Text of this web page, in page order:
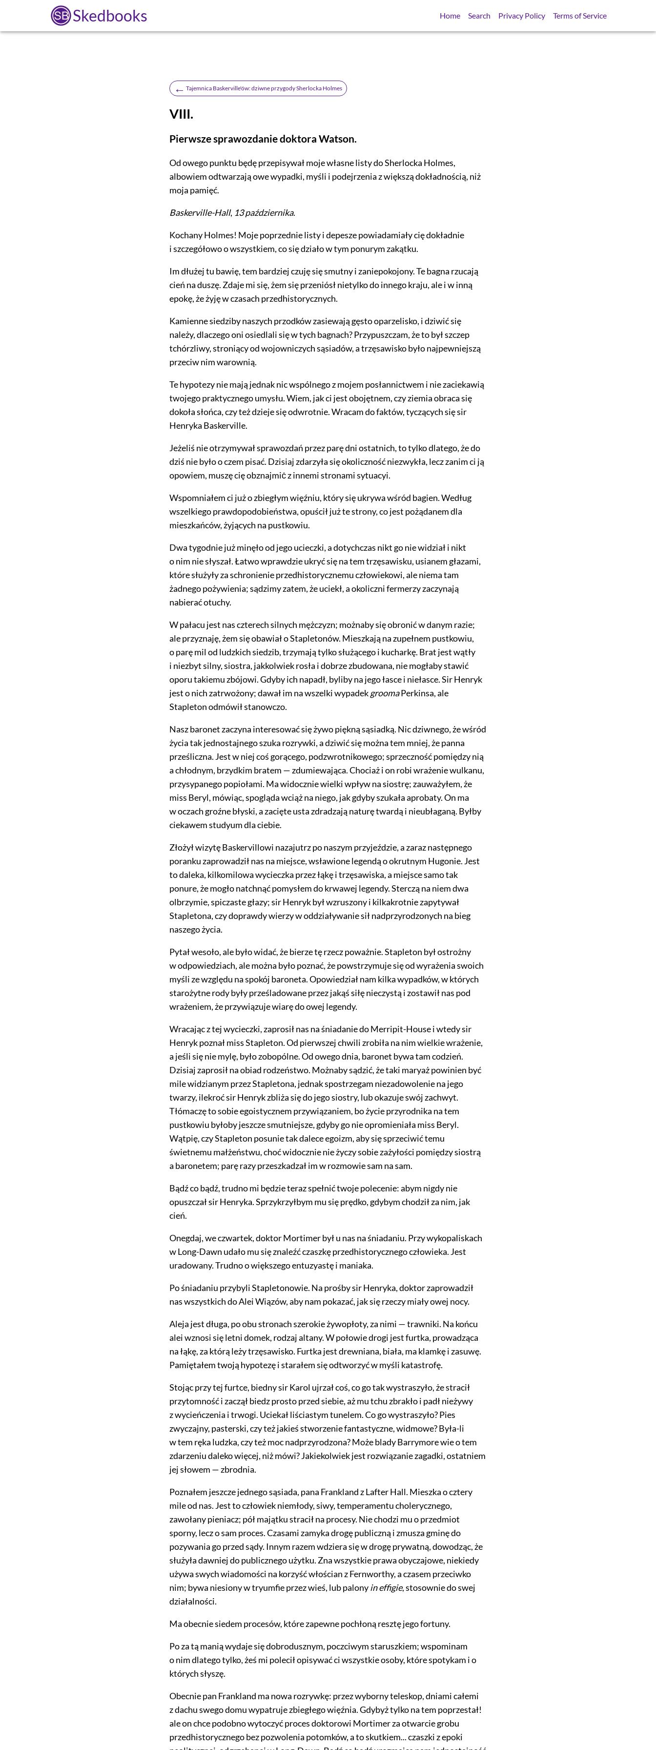
Skedbooks Home Search Privacy Policy Terms of Service
← Tajemnica Baskerville'ów: dziwne przygody Sherlocka Holmes
VIII.
Pierwsze sprawozdanie doktora Watson.
Od owego punktu będę przepisywał moje własne listy do Sherlocka Holmes,
albowiem odtwarzają owe wypadki, myśli i podejrzenia z większą dokładnością, niż
moja pamięć.
Baskerville-Hall, 13 października.
Kochany Holmes! Moje poprzednie listy i depesze powiadamiały cię dokładnie
i szczegółowo o wszystkiem, co się działo w tym ponurym zakątku.
Im dłużej tu bawię, tem bardziej czuję się smutny i zaniepokojony. Te bagna rzucają
cień na duszę. Zdaje mi się, żem się przeniósł nietylko do innego kraju, ale i w inną
epokę, że żyję w czasach przedhistorycznych.
Kamienne siedziby naszych przodków zasiewają gęsto oparzelisko, i dziwić się
należy, dlaczego oni osiedlali się w tych bagnach? Przypuszczam, że to był szczep
tchórzliwy, stroniący od wojowniczych sąsiadów, a trzęsawisko było najpewniejszą
przeciw nim warownią.
Te hypotezy nie mają jednak nic wspólnego z mojem posłannictwem i nie zaciekawią
twojego praktycznego umysłu. Wiem, jak ci jest obojętnem, czy ziemia obraca się
dokoła słońca, czy też dzieje się odwrotnie. Wracam do faktów, tyczących się sir
Henryka Baskerville.
Jeżeliś nie otrzymywał sprawozdań przez parę dni ostatnich, to tylko dlatego, że do
dziś nie było o czem pisać. Dzisiaj zdarzyła się okoliczność niezwykła, lecz zanim ci ją
opowiem, muszę cię obznajmiċ z innemi stronami sytuacyi.
Wspomniałem ci już o zbiegłym więźniu, który się ukrywa wśród bagien. Według
wszelkiego prawdopodobieństwa, opuścił już te strony, co jest pożądanem dla
mieszkańców, żyjących na pustkowiu.
Dwa tygodnie już minęło od jego ucieczki, a dotychczas nikt go nie widział i nikt
o nim nie słyszał. Łatwo wprawdzie ukryć się na tem trzęsawisku, usianem głazami,
które służyły za schronienie przedhistorycznemu człowiekowi, ale niema tam
żadnego pożywienia; sądzimy zatem, że uciekł, a okoliczni fermerzy zaczynają
nabierać otuchy.
W pałacu jest nas czterech silnych mężczyzn; możnaby się obronić w danym razie;
ale przyznaję, żem się obawiał o Stapletonów. Mieszkają na zupełnem pustkowiu,
o parę mil od ludzkich siedzib, trzymają tylko służącego i kucharkę. Brat jest wątły
i niezbyt silny, siostra, jakkolwiek rosła i dobrze zbudowana, nie mogłaby stawić
oporu takiemu zbójowi. Gdyby ich napadł, byliby na jego łasce i niełasce. Sir Henryk
jest o nich zatrwożony; dawał im na wszelki wypadekgroomaPerkinsa, ale
Stapleton odmówił stanowczo.
Nasz baronet zaczyna interesować się żywo pięknąsąsiadką. Nic dziwnego, że wśród
życia tak jednostajnego szuka rozrywki, a dziwić się można tem mniej, że panna
prześliczna. Jest w niej coś gorącego, podzwrotnikowego; sprzeczność pomiędzy nią
a chłodnym, brzydkim bratem — zdumiewająca. Chociaż i on robi wrażenie wulkanu,
przysypanego popiołami. Ma widocznie wielki wpływ na siostrę; zauważyłem, że
miss Beryl, mówiąc, spogląda wciąż na niego, jak gdyby szukała aprobaty. On ma
w oczach groźne błyski, a zacięte usta zdradzają naturę twardą i nieubłaganą. Byłby
ciekawem studyum dla ciebie.
Złożył wizytę Baskervillowi nazajutrz po naszym przyjeździe, a zaraz następnego
poranku zaprowadził nas na miejsce, wsławione legendą o okrutnym Hugonie. Jest
to daleka, kilkomilowa wycieczka przez łąkę i trzęsawiska, a miejsce samo tak
ponure, że mogło natchnąć pomysłem do krwawej legendy. Sterczą na niem dwa
olbrzymie, spiczaste głazy; sir Henryk był wzruszony i kilkakrotnie zapytywał
Stapletona, czy doprawdy wierzy w oddziaływanie sił nadprzyrodzonych na bieg
naszego życia.
Pytał wesoło, ale było widać, że bierze tę rzecz poważnie. Stapleton był ostrożny
w odpowiedziach, ale można było poznać, że powstrzymuje się od wyrażenia swoich
myśli ze względu na spokój baroneta. Opowiedział nam kilka wypadków, w których
starożytne rody były prześladowane przez jakąś siłę nieczystą i zostawił nas pod
wrażeniem, że przywiązuje wiarę do owej legendy.
Wracając z tej wycieczki, zaprosił nas na śniadanie do Merripit-House i wtedy sir
Henryk poznał miss Stapleton. Od pierwszej chwili zrobiła na nim wielkie wrażenie,
a jeśli się nie mylę, było zobopólne. Odowego dnia, baronet bywa tam codzień.
Dzisiaj zaprosił na obiad rodzeństwo. Możnaby sądzić, że taki maryaż powinien być
mile widzianym przez Stapletona, jednak spostrzegam niezadowolenie na jego
twarzy, ilekroć sir Henryk zbliża się do jego siostry, lub okazuje swój zachwyt.
Tłómaczę to sobie egoistycznem przywiązaniem, bo życie przyrodnika na tem
pustkowiu byłoby jeszcze smutniejsze, gdyby go nie opromieniała miss Beryl.
Wątpię, czy Stapleton posunie tak dalece egoizm, aby się sprzeciwić temu
świetnemu małżeństwu, choć widocznie nie życzy sobie zażyłości pomiędzy siostrą
a baronetem; parę razy przeszkadzał im w rozmowie sam na sam.
Bądź co bądź, trudno mi będzie teraz spełnić twoje polecenie: abym nigdy nie
opuszczał sir Henryka. Sprzykrzyłbym mu się prędko, gdybym chodził za nim, jak
cień.
Onegdaj, we czwartek, doktor Mortimer był u nas na śniadaniu. Przy wykopaliskach
w Long-Dawn udało mu się znaleźć czaszkę przedhistorycznego człowieka. Jest
uradowany. Trudno o większego entuzyastę i maniaka.
Po śniadaniu przybyli Stapletonowie. Na prośby sir Henryka, doktor zaprowadził
nas wszystkich do Alei Wiązów, aby nam pokazać, jak się rzeczy miały owej nocy.
Aleja jest długa, po obu stronach szerokie żywopłoty, za nimi — trawniki. Na końcu
alei wznosi się letni domek, rodzaj altany. W połowie drogi jest furtka, prowadząca
na łąkę, za którą leży trzęsawisko. Furtka jest drewniana, biała, ma klamkę i zasuwę.
Pamiętałem twoją hypotezę i starałem się odtworzyć w myśli katastrofę.
Stojąc przy tej furtce, biedny sir Karol ujrzał coś, co go tak wystraszyło, że stracił
przytomność i zaczął biedz prosto przed siebie, aż mu tchu zbrakło i padł nieżywy
z wycieńczenia i trwogi. Uciekał liściastym tunelem. Co go wystraszyło? Pies
zwyczajny, pasterski, czy też jakieś stworzenie fantastyczne, widmowe? Była-li
w tem ręka ludzka, czy też moc nadprzyrodzona? Może blady Barrymore wie o tem
zdarzeniu daleko więcej, niż mówi? Jakiekolwiek jest rozwiązanie zagadki, ostatniem
jej słowem — zbrodnia.
Poznałem jeszcze jednego sąsiada, pana Frankland z Lafter Hall. Mieszka o cztery
mile od nas. Jest to człowiek niemłody, siwy, temperamentu cholerycznego,
zawołany pieniacz; pół majątku stracił na procesy. Nie chodzi mu o przedmiot
sporny, lecz o sam proces. Czasami zamyka drogę publiczną i zmusza gminę do
pozywania go przed sądy. Innym razem wdziera się w drogę prywatną, dowodząc, że
służyła dawniej do publicznego użytku. Zna wszystkie prawa obyczajowe, niekiedy
używa swych wiadomości na korzyść włościan z Fernworthy, a czasem przeciwko
nim; bywa niesiony w tryumfie przez wieś, lub palonyin effigie, stosownie do swej
działalności.
Ma obecnie siedem procesów, które zapewne pochłoną resztę jego fortuny.
Po za tą manią wydaje się dobrodusznym, poczciwym staruszkiem; wspominam
o nim dlatego tylko, żeś mi polecił opisywać ci wszystkie osoby, które spotykam i o
których słyszę.
Obecnie pan Frankland ma nowa rozrywkę: przez wyborny teleskop, dniami całemi
z dachu swego domu wypatruje zbiegłego więźnia. Gdybyż tylko na tem poprzestał!
ale on chce podobno wytoczyć procesdoktorowi Mortimer za otwarcie grobu
przedhistorycznego bez pozwolenia potomków, a to skutkiem... czaszki z epoki